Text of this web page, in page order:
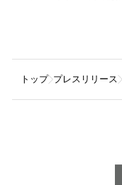
トップ プレスリリース